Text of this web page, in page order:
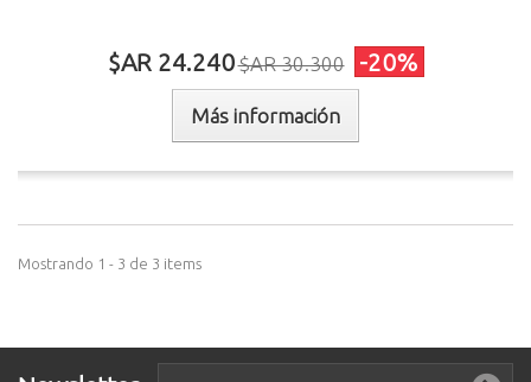
$AR 24.240$AR 30.300 -20%
Más información
Mostrando 1 - 3 de 3 items